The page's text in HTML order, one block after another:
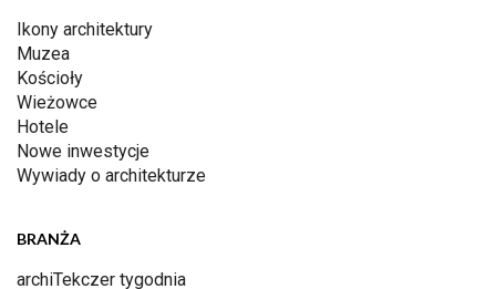
Ikony architektury
Muzea
Kościoły
Wieżowce
Hotele
Nowe inwestycje
Wywiady o architekturze
BRANŻA
archiTekczer tygodnia